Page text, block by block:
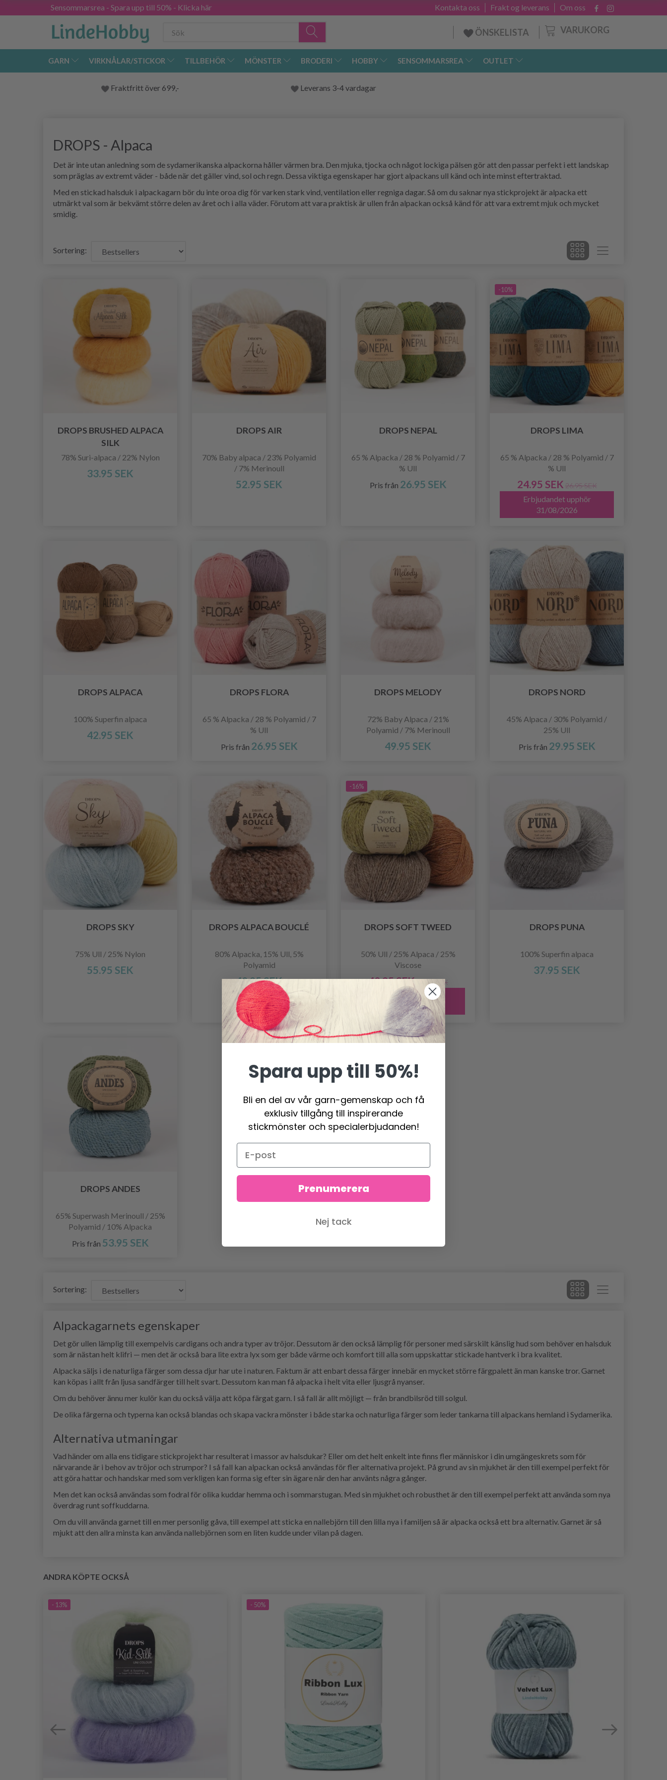
Sensommarsrea - Spara upp till 50% - Klicka här Om oss
Frakt og leverans
Kontakta oss
VARUKORG
ÖNSKELISTA
GARN VIRKNÅLAR/STICKOR TILLBEHÖR MÖNSTER BRODERI HOBBY SENSOMMARSREA OUTLET
Fraktfritt över 699,- Leverans 3-4 vardagar
DROPS - Alpaca
Det är inte utan anledning som de sydamerikanska alpackorna håller värmen bra. Den mjuka, tjocka och något lockiga pälsen gör att den passar perfekt i ett landskap
som präglas av extremt väder - både när det gäller vind, sol och regn. Dessa viktiga egenskaper har gjort alpackans ull känd och inte minst eftertraktad.
Med en stickad halsduk i alpackagarn bör du inte oroa dig för varken stark vind, ventilation eller regniga dagar. Så om du saknar nya stickprojekt är alpacka ett
utmärkt val som är bekvämt större delen av året och i alla väder. Förutom att vara praktisk är ullen från alpackan också känd för att vara extremt mjuk och mycket
smidig.
Sortering:
DROPS BRUSHED ALPACA
SILK
78% Suri-alpaca / 22% Nylon
33.95 SEK
DROPS AIR
70% Baby alpaca / 23% Polyamid
/ 7% Merinoull
52.95 SEK
DROPS NEPAL
65 % Alpacka / 28 % Polyamid / 7
% Ull
Pris från 26.95 SEK
-10%
DROPS LIMA
65 % Alpacka / 28 % Polyamid / 7
% Ull
24.95 SEK 26.95 SEK
Erbjudandet upphör
31/08/2026
DROPS ALPACA
100% Superfin alpaca
42.95 SEK
DROPS FLORA
65 % Alpacka / 28 % Polyamid / 7
% Ull
Pris från 26.95 SEK
DROPS MELODY
72% Baby Alpaca / 21%
Polyamid / 7% Merinoull
49.95 SEK
DROPS NORD
45% Alpaca / 30% Polyamid /
25% Ull
Pris från 29.95 SEK
DROPS SKY
75% Ull / 25% Nylon
55.95 SEK
DROPS ALPACA BOUCLÉ
80% Alpacka, 15% Ull, 5%
Polyamid
40.95 SEK
-16%
DROPS SOFT TWEED
50% Ull / 25% Alpaca / 25%
Viscose
40.95 SEK 48.95 SEK
Erbjudandet upphör
31/08/2026
DROPS PUNA
100% Superfin alpaca
37.95 SEK
DROPS ANDES
65% Superwash Merinoull / 25%
Polyamid / 10% Alpacka
Pris från 53.95 SEK
Sortering:
Alpackagarnets egenskaper
Det gör ullen lämplig till exempelvis cardigans och andra typer av tröjor. Dessutom är den också lämplig för personer med särskilt känslig hud som behöver en halsduk
som är nästan helt klifri — men det är också bara lite extra lyx som ger både värme och komfort till alla som uppskattar stickade hantverk i bra kvalitet.
Alpacka säljs i de naturliga färger som dessa djur har ute i naturen. Faktum är att enbart dessa färger innebär en mycket större färgpalett än man kanske tror. Garnet
kan köpas i allt från ljusa sandfärger till helt svart. Dessutom kan man få alpacka i helt vita eller ljusgrå nyanser.
Om du behöver ännu mer kulör kan du också välja att köpa färgat garn. I så fall är allt möjligt — från brandbilsröd till solgul.
De olika färgerna och typerna kan också blandas och skapa vackra mönster i både starka och naturliga färger som leder tankarna till alpackans hemland i Sydamerika.
Alternativa utmaningar
Vad händer om alla ens tidigare stickprojekt har resulterat i massor av halsdukar? Eller om det helt enkelt inte finns fler människor i din umgängeskrets som för
närvarande är i behov av tröjor och strumpor? I så fall kan alpackan också användas för fler alternativa projekt. På grund av sin mjukhet är den till exempel perfekt för
att göra hattar och handskar med som verkligen kan forma sig efter sin ägare när den har använts några gånger.
Men det kan också användas som fodral för olika kuddar hemma och i sommarstugan. Med sin mjukhet och robusthet är den till exempel perfekt att använda som nya
överdrag runt soffkuddarna.
Om du vill använda garnet till en mer personlig gåva, till exempel att sticka en nallebjörn till den lilla nya i familjen så är alpacka också ett bra alternativ. Garnet är så
mjukt att den allra minsta kan använda nallebjörnen som en liten kudde under vilan på dagen.
ANDRA KÖPTE OCKSÅ
- 13% - 50%
Spara upp till 50%!
Bli en del av vår garn-gemenskap och få
exklusiv tillgång till inspirerande
stickmönster och specialerbjudanden!
Prenumerera
Nej tack